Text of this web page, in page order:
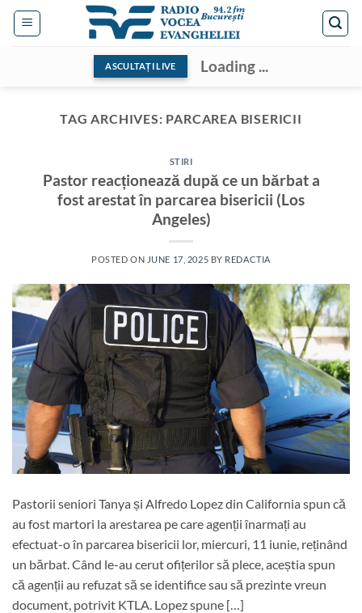
Skip
ASCULTAȚI LIVE Loading ...
TAG ARCHIVES: PARCAREA BISERICII
STIRI
Pastor reacționează după ce un bărbat a
fost arestat în parcarea bisericii (Los
Angeles)
POSTED ON JUNE 17, 2025 BY REDACTIA
Pastorii seniori Tanya și Alfredo Lopez din California spun că
au fost martori la arestarea pe care agenții înarmați au
efectuat-o în parcarea bisericii lor, miercuri, 11 iunie, reținând
un bărbat. Când le-au cerut ofițerilor să plece, aceștia spun
că agenții au refuzat să se identifice sau să prezinte vreun
document, potrivit KTLA. Lopez spune […]